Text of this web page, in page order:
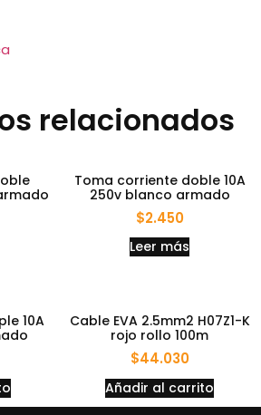
relacionados
Toma corriente doble 10A
250v blanco armado
$2.450
Leer más
10A
Cable EVA 2.5mm2 H07Z1-K
rojo rollo 100m
$44.030
Añadir al carrito